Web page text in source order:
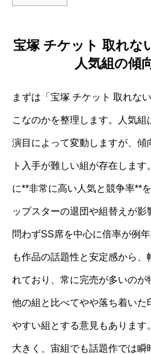
宝塚 チケット 取れな
人気組の傾
まずは「宝塚 チケット 取れな
こなのかを整理します。人気組
演目によって変動しますが、傾
ト入手が難しい組が存在しま
に**非常に高い人気と競争率**
ップスターの退団や組替えが
問わずSS席を中心に倍率が例
も作品の話題性と安定感から、
れており、常に完売が多いのが
他の組と比べてやや落ち着いた
やすい組とする意見もあります
大きく、宙組でも話題作では瞬